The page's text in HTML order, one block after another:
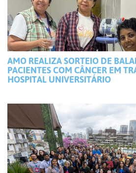
AMO REALIZA SORTEIO DE
PACIENTES COM CÂNCER EM
HOSPITAL UNIVERSITÁRIO